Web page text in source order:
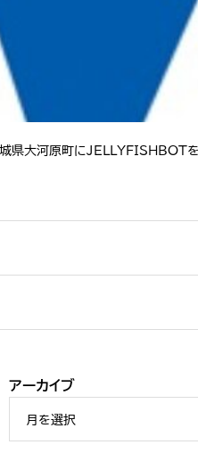
県大河原町にJELLYFISHBOTを
「ソリューションカタログ」に掲載
アーカイブ
月を選択